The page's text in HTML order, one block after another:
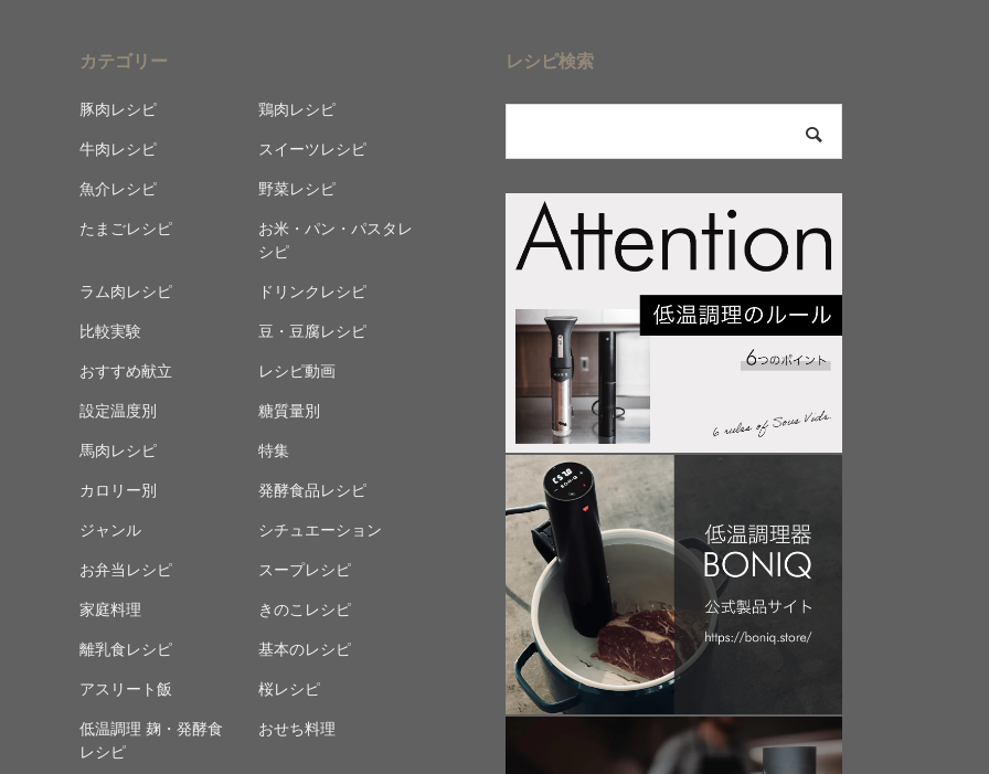
カテゴリー
豚肉レシピ 鶏肉レシピ
牛肉レシピ スイーツレシピ
魚介レシピ 野菜レシピ
たまごレシピ
お米・パン・パスタレ
シピ
ラム肉レシピ ドリンクレシピ
比較実験 豆・豆腐レシピ
おすすめ献立 レシピ動画
設定温度別 糖質量別
馬肉レシピ 特集
カロリー別 発酵食品レシピ
ジャンル シチュエーション
お弁当レシピ スープレシピ
家庭料理 きのこレシピ
離乳食レシピ 基本のレシピ
アスリート飯 桜レシピ
低温調理 麹・発酵食
レシピ
おせち料理
レシピ検索